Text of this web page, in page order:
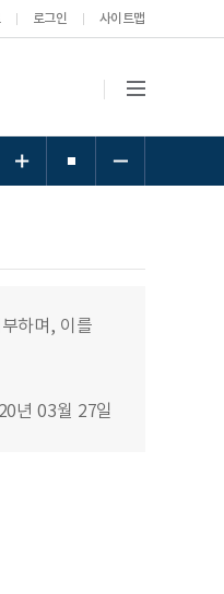
로그인 사이트맵
하며, 이를
년 03월 27일